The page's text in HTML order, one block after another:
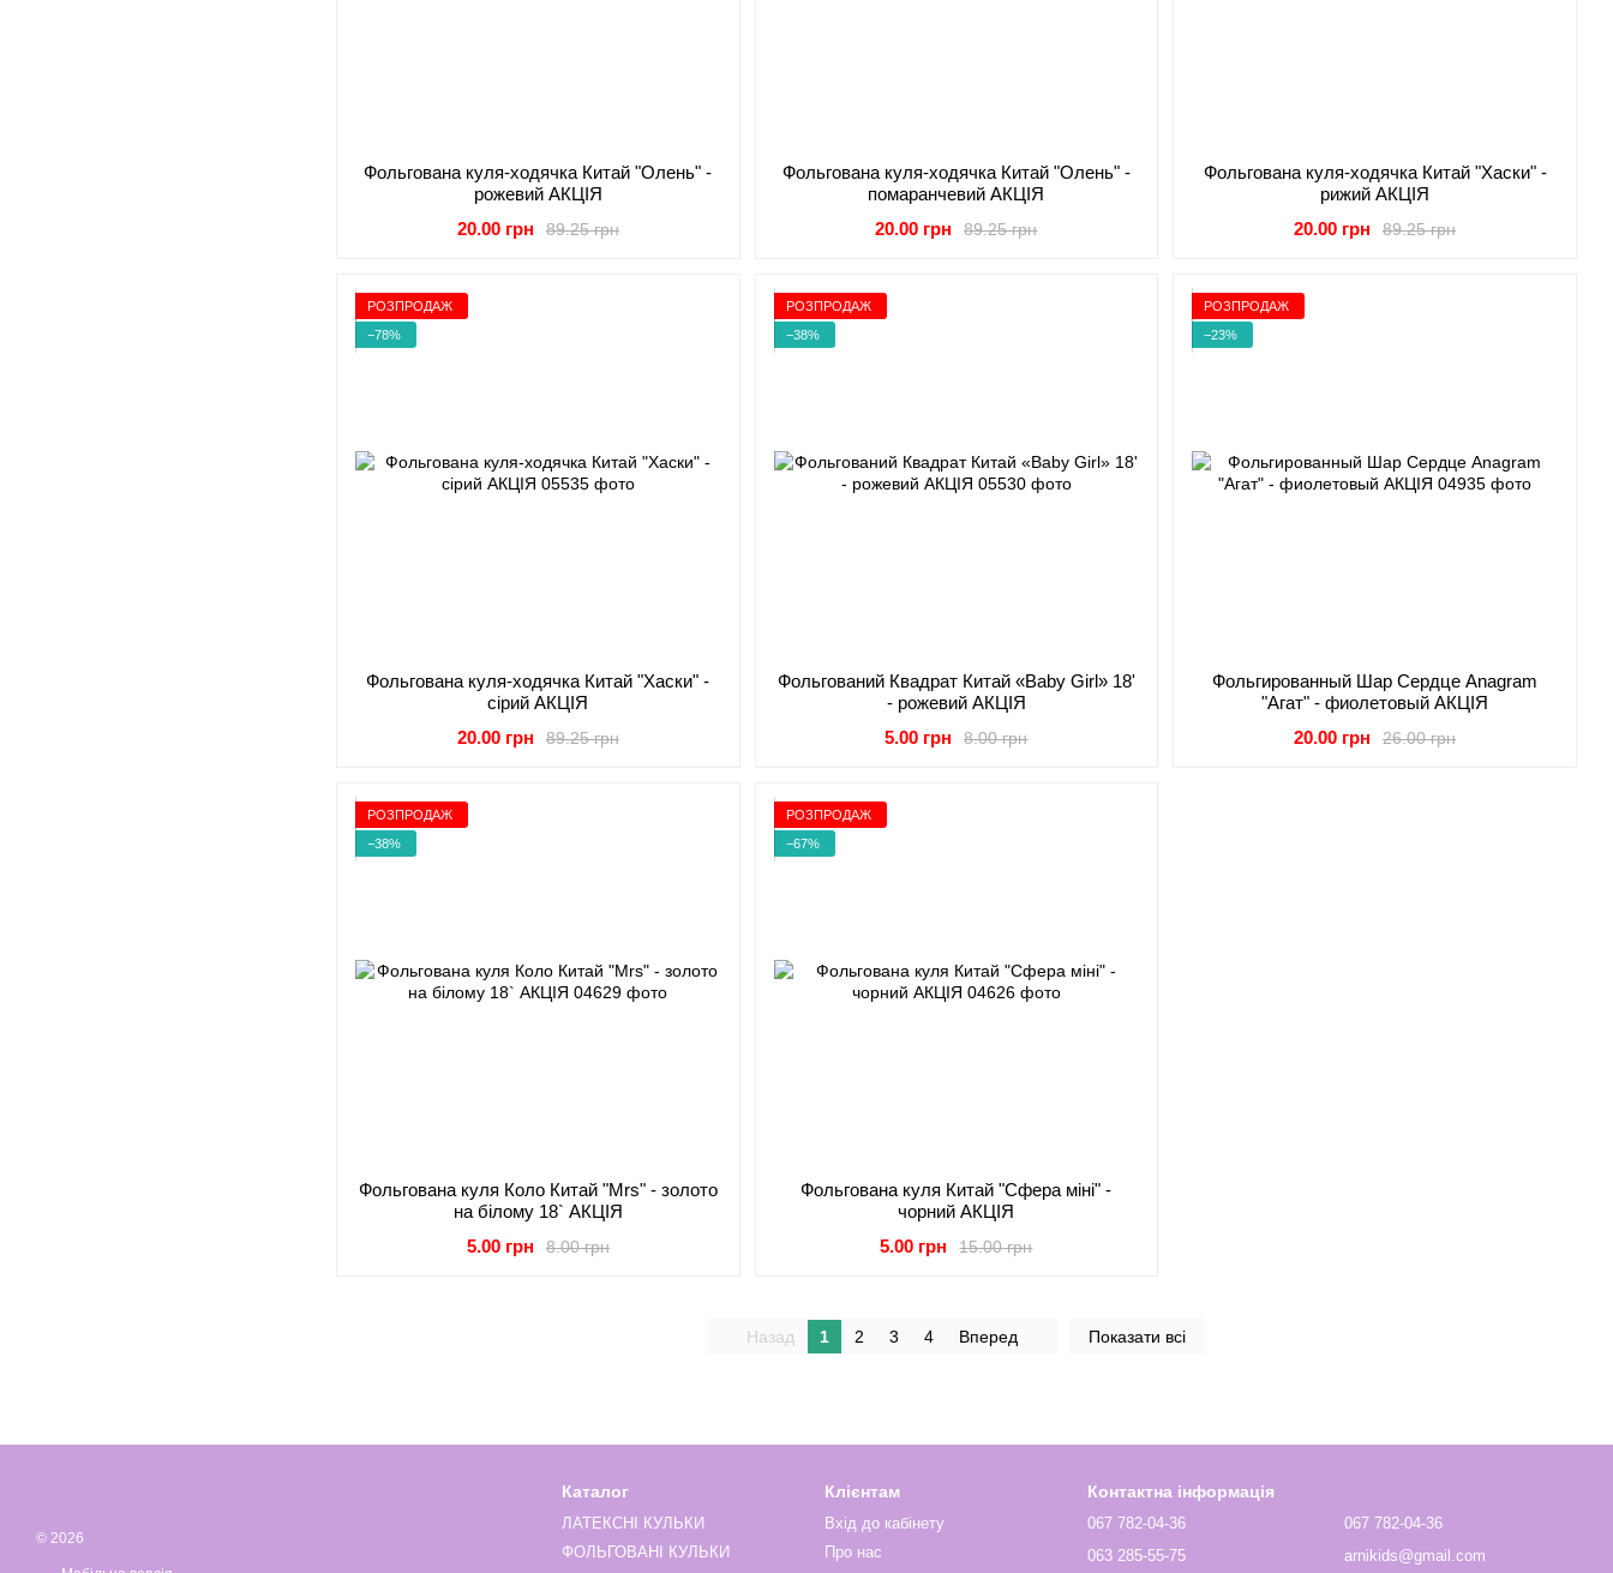
Фольгована куля-ходячка Китай "Олень" -
рожевий АКЦІЯ
89.25 грн
20.00 грн
Фольгована куля-ходячка Китай "Олень" -
помаранчевий АКЦІЯ
89.25 грн
20.00 грн
Фольгована куля-ходячка Китай "Хаски" -
рижий АКЦІЯ
89.25 грн
20.00 грн
РОЗПРОДАЖ
−78%
Фольгована куля-ходячка Китай "Хаски" -
сірий АКЦІЯ
89.25 грн
20.00 грн
РОЗПРОДАЖ
−38%
Фольгований Квадрат Китай «Baby Girl» 18'
- рожевий АКЦІЯ
8.00 грн
5.00 грн
РОЗПРОДАЖ
−23%
Фольгированный Шар Сердце Anagram
"Агат" - фиолетовый АКЦІЯ
26.00 грн
20.00 грн
РОЗПРОДАЖ
−38%
Фольгована куля Коло Китай "Mrs" - золото
на білому 18` АКЦІЯ
8.00 грн
5.00 грн
РОЗПРОДАЖ
−67%
Фольгована куля Китай "Сфера міні" -
чорний АКЦІЯ
15.00 грн
5.00 грн
Назад 1 2 3 4 Вперед Показати всі
© 2026
Каталог
ЛАТЕКСНІ КУЛЬКИ
ФОЛЬГОВАНІ КУЛЬКИ
Клієнтам
Вхід до кабінету
Про нас
Контактна інформація
067 782-04-36
063 285-55-75
067 782-04-36
arnikids@gmail.com